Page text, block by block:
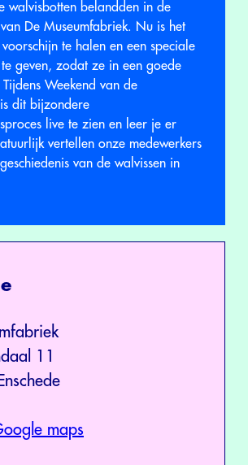
walvisbotten belandden in de
De Museumfabriek. Nu is het
te halen en een speciale
geven, zodat ze in een goede
Weekend van de
dit bijzondere
live te zien en leer je er
vertellen onze medewerkers
van de walvissen in
11
maps